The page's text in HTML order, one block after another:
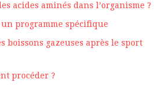
acides aminés dans l’organisme ?
programme spécifique
boissons gazeuses après le sport
procéder ?